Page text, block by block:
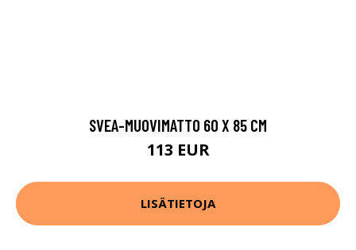
SVEA-MUOVIMATTO 60 X 85 CM
113 EUR
LISÄTIETOJA